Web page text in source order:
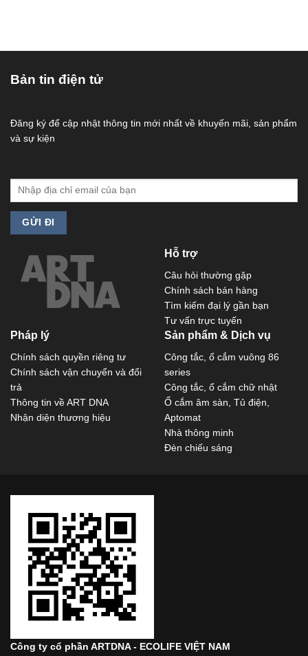
Bản tin điện tử
Đăng ký để cập nhật thông tin mới nhất về khuyến mãi, sản phẩm
và sự kiện
Hỗ trợ
Câu hỏi thường gặp
Chính sách bán hàng
Tìm kiếm đại lý gần bạn
Tư vấn trực tuyến
Pháp lý
Chính sách quyền riêng tư
Chính sách vận chuyển và đổi
trả
Thông tin về ART DNA
Nhận diện thương hiệu
Sản phẩm & Dịch vụ
Công tắc, ổ cắm vuông 86
series
Công tắc, ổ cắm chữ nhật
Ổ cắm âm sàn, Tủ điện,
Aptomat
Nhà thông minh
Đèn chiếu sáng
Công ty cổ phần ARTDNA - ECOLIFE VIỆT NAM